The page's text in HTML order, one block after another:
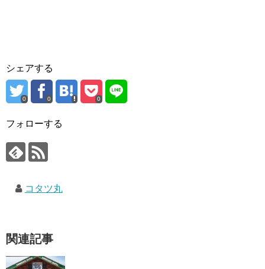
シェアする
0 0 0
フォローする
コタツ丸
関連記事